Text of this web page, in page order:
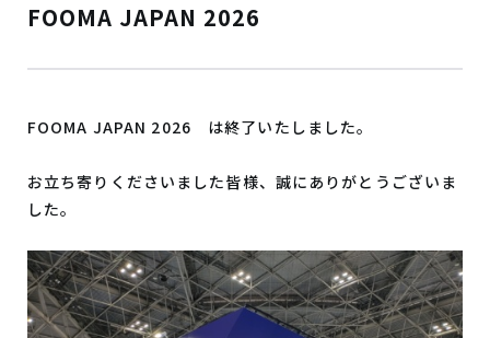
FOOMA JAPAN 2026
FOOMA JAPAN 2026 は終了いたしました。
お立ち寄りくださいました皆様、誠にありがとうございま
した。